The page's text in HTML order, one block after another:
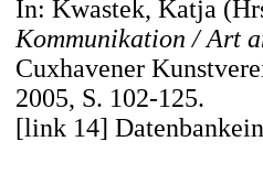
In: Kwastek, Katja
Kommunikation / Art
Cuxhavener
2005, S. 102-125.
[link 14]